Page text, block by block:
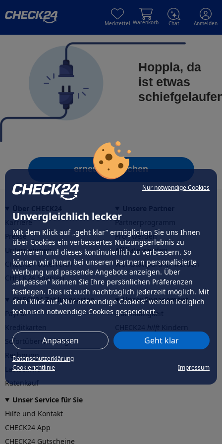
Nur notwendige Cookies
Unvergleichlich lecker
Mit dem Klick auf „geht klar” ermöglichen Sie uns Ihnen
über Cookies ein verbessertes Nutzungserlebnis zu
servieren und dieses kontinuierlich zu verbessern. So
können wir Ihnen bei unseren Partnern personalisierte
Werbung und passende Angebote anzeigen. Über
„anpassen” können Sie Ihre persönlichen Präferenzen
festlegen. Dies ist auch nachträglich jederzeit möglich. Mit
dem Klick auf „Nur notwendige Cookies” werden lediglich
technisch notwendige Cookies gespeichert.
Anpassen Geht klar
Datenschutzerklärung
Cookierichtlinie
Impressum
Merkzettel Warenkorb Chat Anmelden
Hoppla, da
ist etwas
erneut versuchen
Karriere
Presse
Unternehmen
CHECK24 Österreich
CHECK24 Spanien
Partnerprogramm
Profi werden
Affiliate werden
Werkstattpartner werden
CHECK24 Zahlungsarten
PayPal
Sofortüberweisung
Rechnung
Lastschrift
Ratenkauf
Unser Engagement
Nachhaltigkeit
CHECK24hilftder Natur
Unser Service für Sie
Hilfe und Kontakt
CHECK24 App
CHECK24 Gutscheine